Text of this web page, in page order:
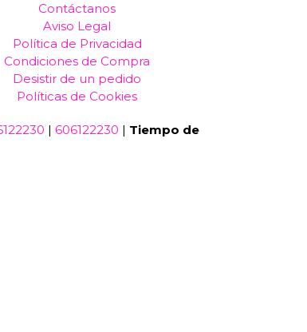
Contáctanos
Aviso Legal
Política de Privacidad
Condiciones de Compra
Desistir de un pedido
Políticas de Cookies
|606122230 | Tiempo de